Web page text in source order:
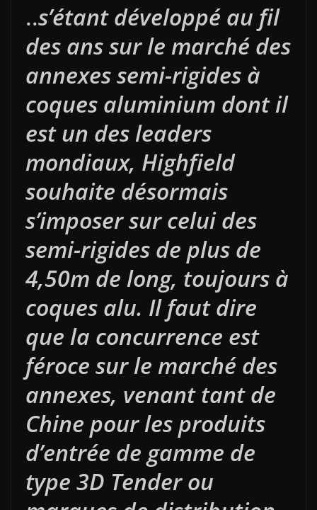
..s’étant développé au fil
des ans sur le marché des
annexes semi-rigides à
coques aluminium dont il
est un des leaders
mondiaux, Highfield
souhaite désormais
s’imposer sur celui des
semi-rigides de plus de
4,50m de long, toujours à
coques alu. Il faut dire
que la concurrence est
féroce sur le marché des
annexes, venant tant de
Chine pour les produits
d’entrée de gamme de
type 3D Tender ou